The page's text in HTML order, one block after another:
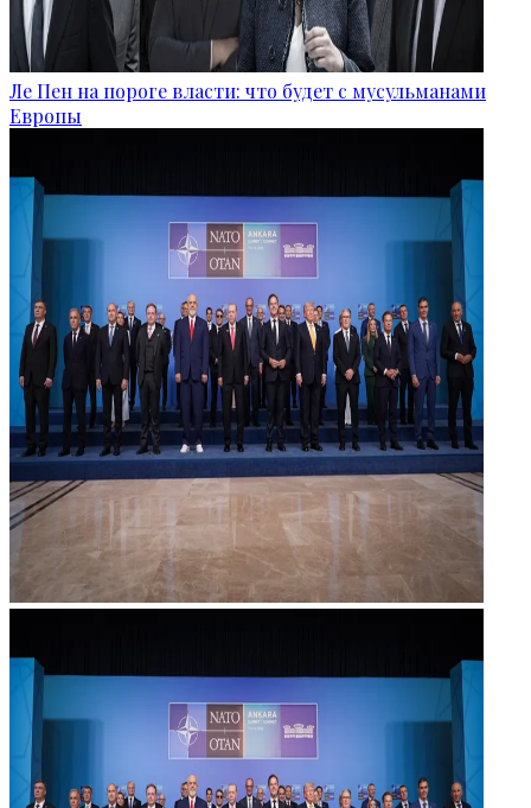
Ле Пен на пороге власти: что будет с мусульманами
Европы